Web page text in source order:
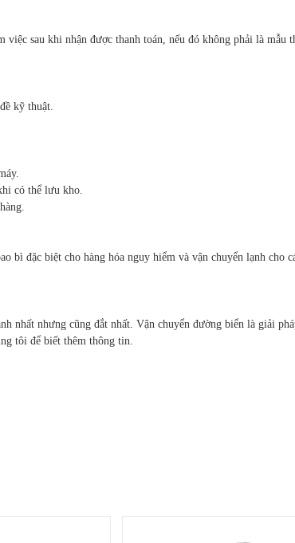
sau khi nhận được thanh toán, nếu đó không phải là
kỹ thuật.
có thể lưu kho.
đặc biệt cho hàng hóa nguy hiểm và vận chuyển lạnh cho
nhất nhưng cũng đắt nhất. Vận chuyển đường biển là giải
tôi để biết thêm thông tin.